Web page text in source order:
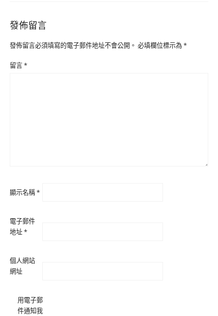
發佈留言
發佈留言必須填寫的電子郵件地址不會公開。 必填欄位標示為*
留言*
顯示名稱*
電子郵件
地址*
個人網站
網址
用電子郵
件通知我